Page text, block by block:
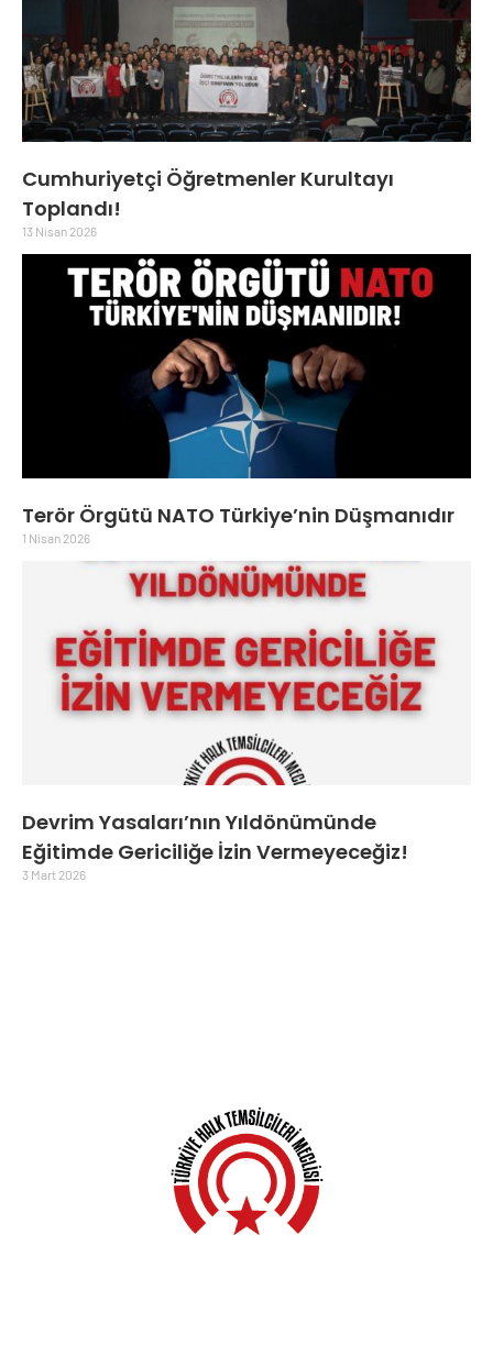
Cumhuriyetçi Öğretmenler Kurultayı
Toplandı!
13 Nisan 2026
Terör Örgütü NATO Türkiye’nin Düşmanıdır
1 Nisan 2026
Devrim Yasaları’nın Yıldönümünde
Eğitimde Gericiliğe İzin Vermeyeceğiz!
3 Mart 2026